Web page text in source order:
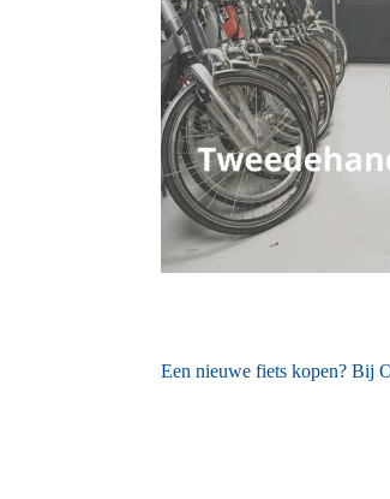
Een nieuwe fiets kopen? Bij